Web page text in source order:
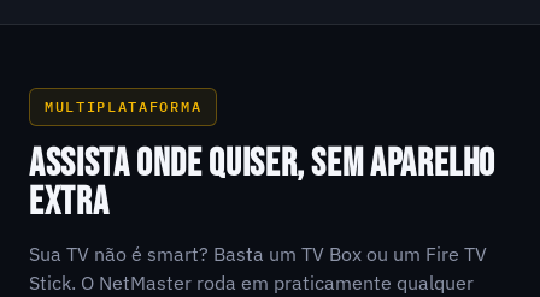
MULTIPLATAFORMA
ASSISTA ONDE QUISER, SEM APARELHO
EXTRA
Sua TV não é smart? Basta um TV Box ou um Fire TV
Stick. O NetMaster roda em praticamente qualquer